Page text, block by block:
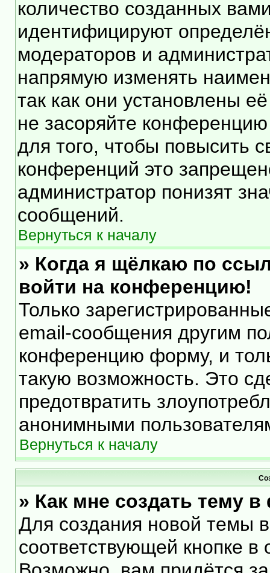
количество созданных
идентифицируют
модераторов и
напрямую изменять
так как они установлены
не засоряйте
для того, чтобы повысить
конференций это
администратор понизят
сообщений.
Вернуться к началу
» Когда я щёлкаю по
войти на конференцию!
Только
email-сообщения другим
конференцию форму, и
такую возможность. Это
предотвратить
анонимными
Вернуться к началу
» Как мне создать тему
Для создания новой темы
соответствующей кнопке